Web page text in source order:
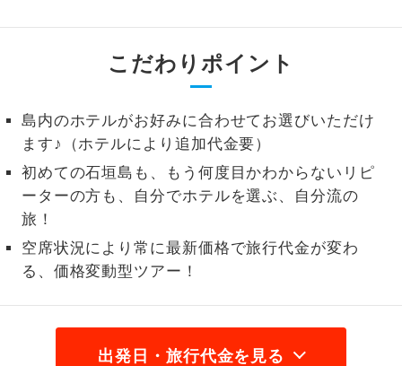
こだわりポイント
島内のホテルがお好みに合わせてお選びいただけ
ます♪（ホテルにより追加代金要）
初めての石垣島も、もう何度目かわからないリピ
ーターの方も、自分でホテルを選ぶ、自分流の
旅！
空席状況により常に最新価格で旅行代金が変わ
る、価格変動型ツアー！
出発日・旅行代金を見る
トラベルイヤ
周りの音を気にせず、ガイドさんの説明
1名様から出発可能な個人型プランで
2名様催行
2名様から出発可能な個人型プランで
す。
おひとり様参
加限定
おひとり様限定でご参加いただけるコー
1名様1室同代
金
1名様1室利用でも追加料金がかからない
ご夫婦限定
ご夫婦限定でご参加いただけるコースで
す。